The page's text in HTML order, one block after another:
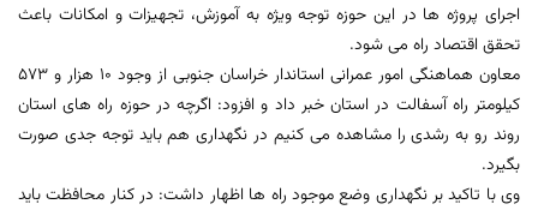
اجرای پروژه ها در این حوزه توجه ویژه به آموزش، تجهیزات و امکانات باعث
تحقق اقتصاد راه می شود.
معاون هماهنگی امور عمرانی استاندار خراسان جنوبی از وجود 10 هزار و 573
کیلومتر راه آسفالت در استان خبر داد و افزود: اگرچه در حوزه راه های استان
روند رو به رشدی را مشاهده می کنیم در نگهداری هم باید توجه جدی صورت
بگیرد.
وی با تاکید بر نگهداری وضع موجود راه ها اظهار داشت: در کنار محافظت باید